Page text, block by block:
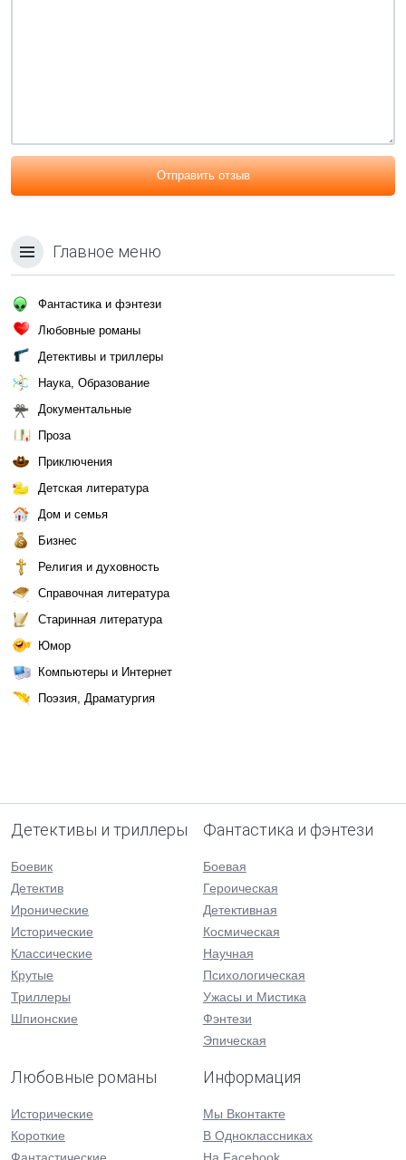
Отправить отзыв
Главное меню
Фантастика и фэнтези
Любовные романы
Детективы и триллеры
Наука, Образование
Документальные
Проза
Приключения
Детская литература
Дом и семья
Бизнес
Религия и духовность
Справочная литература
Старинная литература
Юмор
Компьютеры и Интернет
Поэзия, Драматургия
Детективы и триллеры
Боевик
Детектив
Иронические
Исторические
Классические
Крутые
Триллеры
Шпионские
Фантастика и фэнтези
Боевая
Героическая
Детективная
Космическая
Научная
Психологическая
Ужасы и Мистика
Фэнтези
Эпическая
Любовные романы
Исторические
Короткие
Информация
Мы Вконтакте
В Одноклассниках